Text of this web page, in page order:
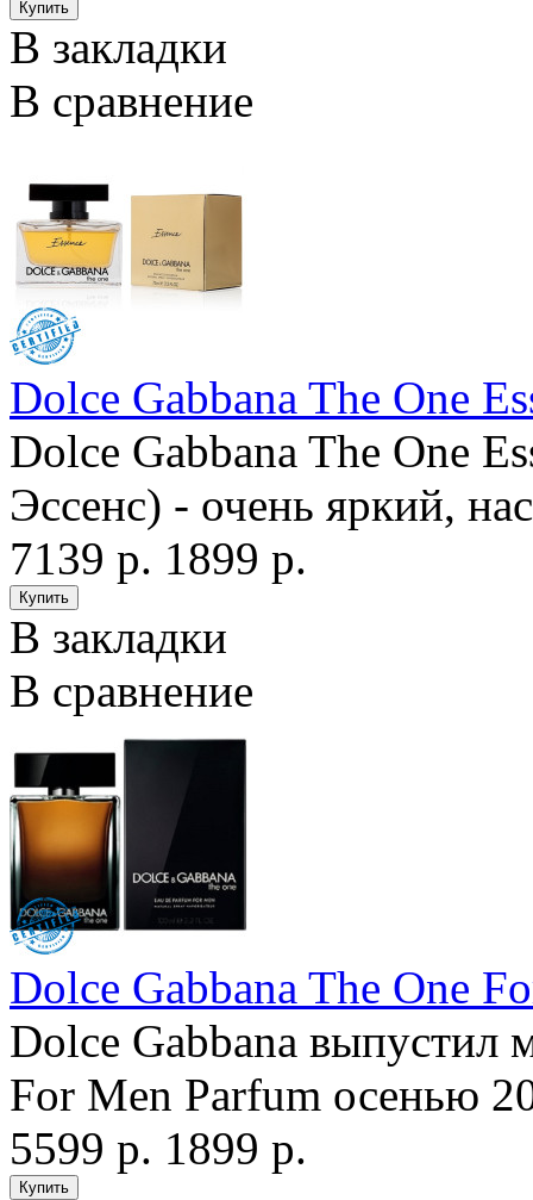
В закладки
В сравнение
Dolce Gabbana The One
Dolce Gabbana The One
Эссенс) - очень яркий,
7139 р. 1899 р.
В закладки
В сравнение
Dolce Gabbana The One
Dolce Gabbana
For Men Parfum осенью
5599 р. 1899 р.